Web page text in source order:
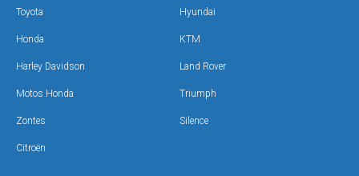
Toyota Hyundai
Honda KTM
Harley Davidson Land Rover
Motos Honda Triumph
Zontes Silence
Citroën